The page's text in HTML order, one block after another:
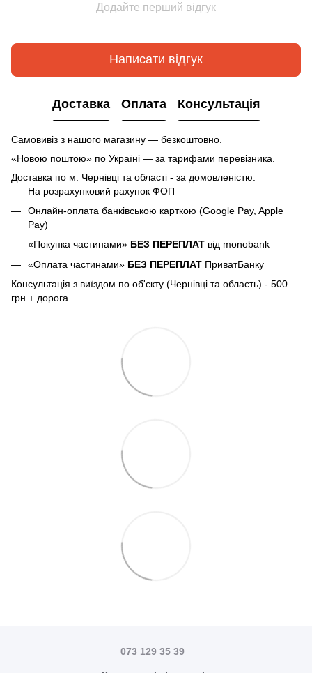
Додайте перший відгук
Написати відгук
Доставка Оплата Консультація
Самовивіз з нашого магазину — безкоштовно.
«Новою поштою» по Україні — за тарифами перевізника.
Доставка по м. Чернівці та області - за домовленістю.
На розрахунковий рахунок ФОП
Онлайн-оплата банківською карткою (Google Pay, Apple
Pay)
«Покупка частинами» БЕЗ ПЕРЕПЛАТ від monobank
«Оплата частинами» БЕЗ ПЕРЕПЛАТ ПриватБанку
Консультація з виїздом по об'єкту (Чернівці та область) - 500
грн + дорога
073 129 35 39